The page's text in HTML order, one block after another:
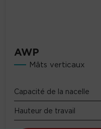
AWP
Mâts verticaux
Capacité de la nacelle
Hauteur de travail